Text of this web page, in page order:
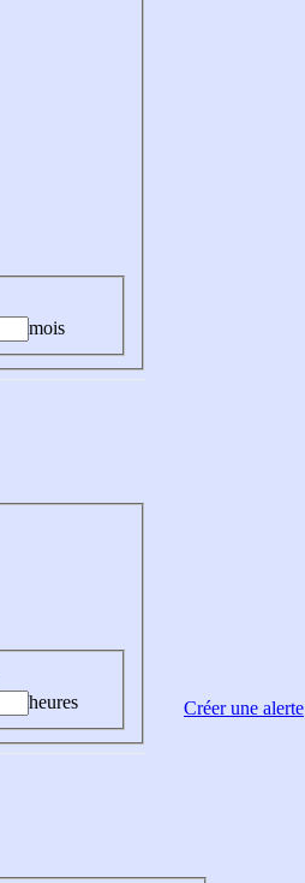
mois
heures
Créer une alerte